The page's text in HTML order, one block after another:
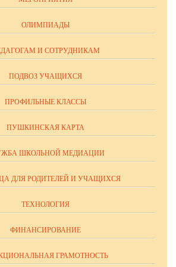
ОЛИМПИАДЫ
И СОТРУДНИКАМ
ПОДВОЗ УЧАЩИХСЯ
ПРОФИЛЬНЫЕ КЛАССЫ
ПУШКИНСКАЯ КАРТА
ШКОЛЬНОЙ МЕДИАЦИИ
ДЛЯ РОДИТЕЛЕЙ И УЧАЩИХСЯ
ТЕХНОЛОГИЯ
ФИНАНСИРОВАНИЕ
ГРАМОТНОСТЬ